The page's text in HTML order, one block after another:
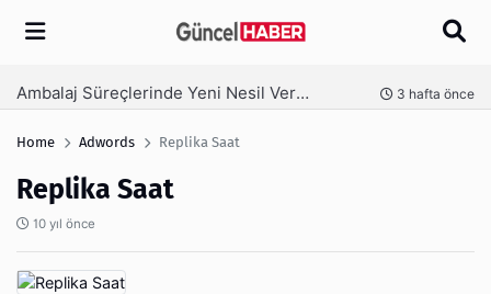
Arama
Ambalaj Süreçlerinde Yeni Nesil Verimliliği Olimpack ile Yakalayın 3 hafta önce
Home Adwords Replika Saat
Replika Saat
10 yıl önce